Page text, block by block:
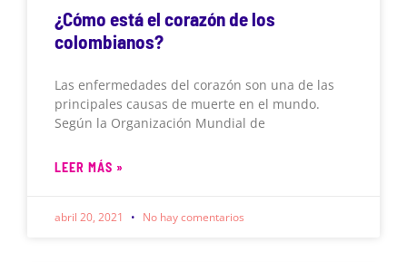
¿Cómo está el corazón de los
colombianos?
Las enfermedades del corazón son una de las
principales causas de muerte en el mundo.
Según la Organización Mundial de
LEER MÁS »
abril 20, 2021 No hay comentarios